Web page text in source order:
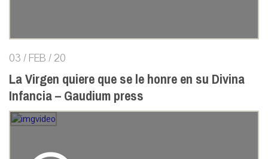
03 / FEB / 20
La Virgen quiere que se le honre en su Divina
Infancia – Gaudium press